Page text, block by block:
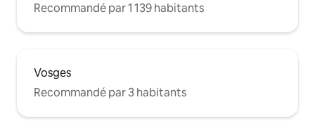
Recommandé par 1 139 habitants
Vosges
Recommandé par 3 habitants